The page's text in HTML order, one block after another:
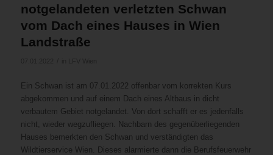
notgelandeten verletzten Schwan
vom Dach eines Hauses in Wien
Landstraße
Ein Schwan ist am 07.01.2022 offenbar vom korrekten Kurs
abgekommen und auf einem Dach eines Altbaus in dicht
verbautem Gebiet notgelandet. Von dort schafft er es jedenfalls
nicht, wieder wegzufliegen. Nachbarn des gegenüberliegenden
Hauses bemerkten den Schwan und verständigten das
Wildtierservice Wien. Dieses alarmierte dann die Berufsfeuerwehr